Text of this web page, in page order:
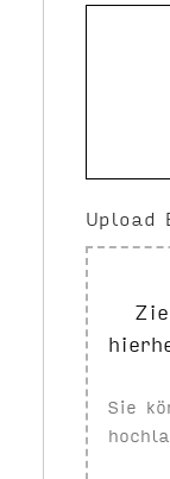
Upload
Sie